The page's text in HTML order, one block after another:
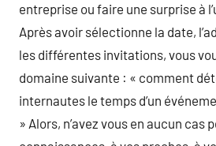
entreprise ou faire une surprise à
Après avoir sélectionne la date,
les différentes invitations, vous
domaine suivante : « comment
internautes le temps d’un
» Alors, n’avez vous en aucun cas